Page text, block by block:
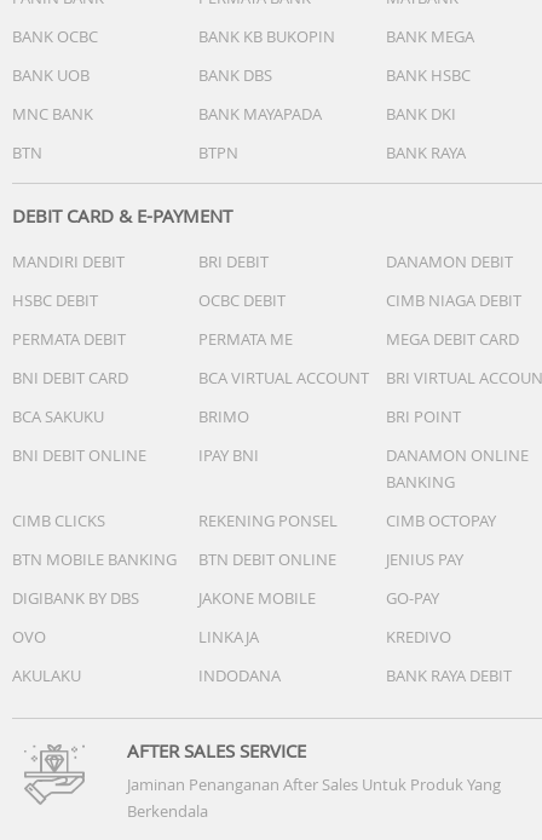
BANK OCBC
BANK KB BUKOPIN
BANK MEGA
BANK UOB
BANK DBS
BANK HSBC
MNC BANK
BANK MAYAPADA
BANK DKI
BTN
BTPN BANK RAYA
DEBIT CARD & E-PAYMENT
MANDIRI DEBIT BRI DEBIT
DANAMON DEBIT
HSBC DEBIT
OCBC DEBIT
CIMB NIAGA DEBIT
PERMATA DEBIT
PERMATA ME
MEGA DEBIT CARD
BNI DEBIT CARD
BCA VIRTUAL ACCOUNT
BRI VIRTUAL
BCA SAKUKU
BRIMO
BRI POINT
BNI DEBIT ONLINE
IPAY BNI
DANAMON ONLINE
BANKING
CIMB CLICKS
REKENING PONSEL
CIMB OCTOPAY
BTN MOBILE BANKING
BTN DEBIT ONLINE
JENIUS PAY
DIGIBANK BY DBS
JAKONE MOBILE
GO-PAY
OVO
LINKAJA
KREDIVO
AKULAKU
INDODANA BANK RAYA DEBIT
AFTER SALES SERVICE
Jaminan Penanganan After Sales Untuk Produk Yang
Berkendala